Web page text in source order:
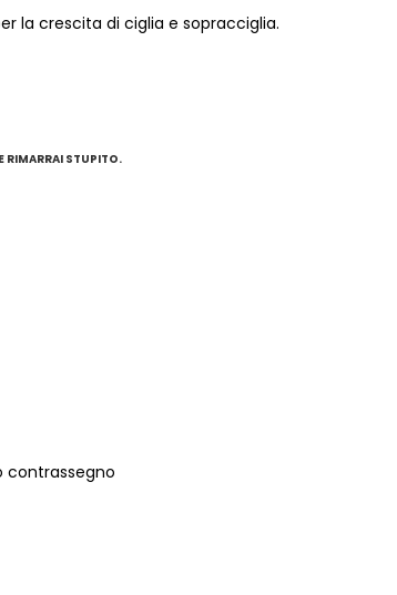
la crescita di ciglia e sopracciglia.
RIMARRAI STUPITO.
contrassegno